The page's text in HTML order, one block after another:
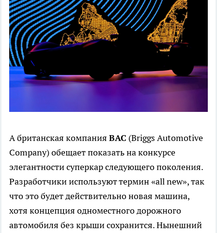
А британская компания BAC (Briggs Automotive
Company) обещает показать на конкурсе
элегантности суперкар следующего поколения.
Разработчики используют термин «all new», так
что это будет действительно новая машина,
хотя концепция одноместного дорожного
автомобиля без крыши сохранится. Нынешний